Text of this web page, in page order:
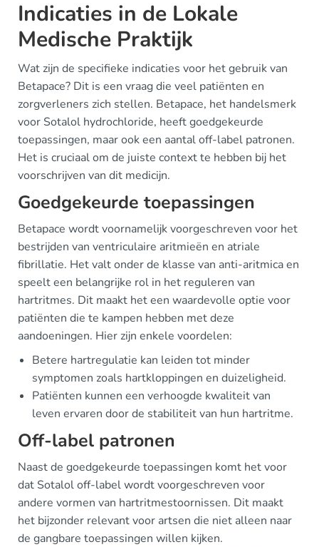
Indicaties in de Lokale
Medische Praktijk
Wat zijn de specifieke indicaties voor het gebruik van
Betapace? Dit is een vraag die veel patiënten en
zorgverleners zich stellen. Betapace, het handelsmerk
voor Sotalol hydrochloride, heeft goedgekeurde
toepassingen, maar ook een aantal off-label patronen.
Het is cruciaal om de juiste context te hebben bij het
voorschrijven van dit medicijn.
Goedgekeurde toepassingen
Betapace wordt voornamelijk voorgeschreven voor het
bestrijden van ventriculaire aritmieën en atriale
fibrillatie. Het valt onder de klasse van anti-aritmica en
speelt een belangrijke rol in het reguleren van
hartritmes. Dit maakt het een waardevolle optie voor
patiënten die te kampen hebben met deze
aandoeningen. Hier zijn enkele voordelen:
Betere hartregulatie kan leiden tot minder
symptomen zoals hartkloppingen en duizeligheid.
Patiënten kunnen een verhoogde kwaliteit van
leven ervaren door de stabiliteit van hun hartritme.
Off-label patronen
Naast de goedgekeurde toepassingen komt het voor
dat Sotalol off-label wordt voorgeschreven voor
andere vormen van hartritmestoornissen. Dit maakt
het bijzonder relevant voor artsen die niet alleen naar
de gangbare toepassingen willen kijken.